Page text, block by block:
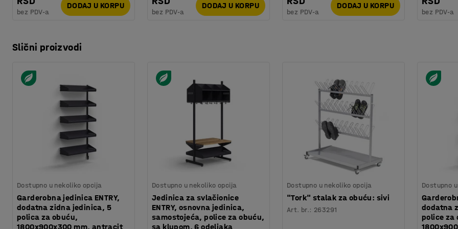
bez PDV-a
DODAJ U KORPU
bez PDV-a
DODAJ U KORPU
bez PDV-a
DODAJ U KORPU
bez PDV-a
Slični proizvodi
Dostupno u nekoliko opcija
Garderobna jedinica ENTRY,
dodatna zidna jedinica, 5
polica za obuću,
1800x900x300 mm, antracit
Dostupno u nekoliko opcija
Jedinica za svlačionice
ENTRY, osnovna jedinica,
samostojeća, police za obuću,
sa klupom, 6 odeljaka
Dostupno u nekoliko opcija
"Tork" stalak za obuću: sivi
Art. br.: 263291
Dostupno
dodatna
police za